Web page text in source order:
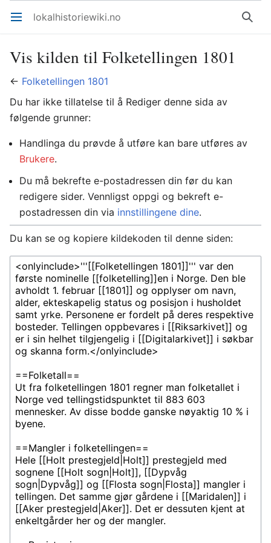
Åpne hovedmenyen lokalhistoriewiki.no Søk
Vis kilden til Folketellingen 1801
← Folketellingen 1801
Du har ikke tillatelse til å Rediger denne sida av
følgende grunner:
Handlinga du prøvde å utføre kan bare utføres av
Brukere.
Du må bekrefte e-postadressen din før du kan
redigere sider. Vennligst oppgi og bekreft e-
postadressen din via innstillingene dine.
Du kan se og kopiere kildekoden til denne siden: